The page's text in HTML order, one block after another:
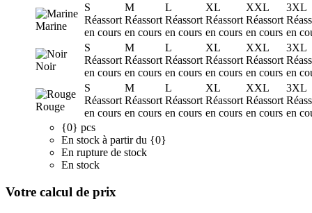
Marine
S
Réassort
en cours
M
Réassort
en cours
L
Réassort
en cours
XL
Réassort
en cours
XXL
Réassort
en cours
3XL
en
Noir
S
Réassort
en cours
M
Réassort
en cours
L
Réassort
en cours
XL
Réassort
en cours
XXL
Réassort
en cours
3XL
en
Rouge
S
Réassort
en cours
M
Réassort
en cours
L
Réassort
en cours
XL
Réassort
en cours
XXL
Réassort
en cours
3XL
en
{0} pcs
En stock à partir du {0}
En rupture de stock
En stock
Votre calcul de prix